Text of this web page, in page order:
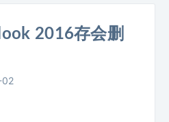
2016存会删